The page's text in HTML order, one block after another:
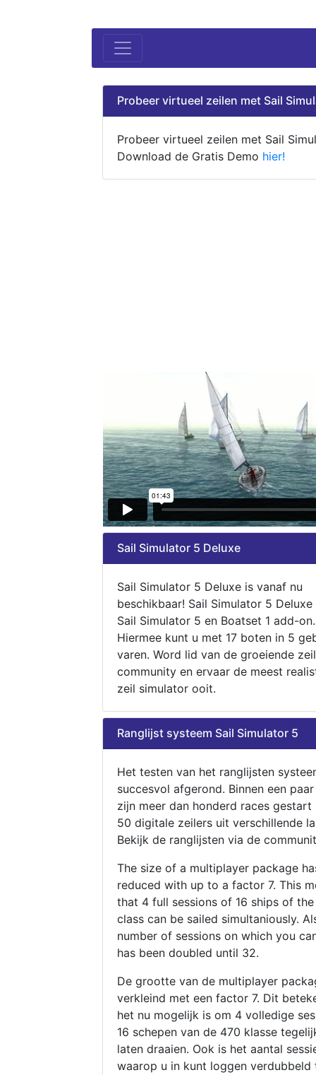
Probeer virtueel zeilen met Sail
Probeer virtueel zeilen met Sail
Download de Gratis Demo hier!
Sail Simulator 5 Deluxe
Sail Simulator 5 Deluxe is vanaf nu
beschikbaar! Sail Simulator 5
Sail Simulator 5 en Boatset 1 add-on.
Hiermee kunt u met 17 boten in 5
varen. Word lid van de groeiende zeil
community en ervaar de meest
zeil simulator ooit.
Ranglijst systeem Sail Simulator 5
Het testen van het ranglijsten
succesvol afgerond. Binnen een
zijn meer dan honderd races gestart
50 digitale zeilers uit verschillende
Bekijk de ranglijsten via de
The size of a multiplayer package
reduced with up to a factor 7. This
that 4 full sessions of 16 ships of
class can be sailed simultaniously.
number of sessions on which you
has been doubled until 32.
De grootte van de multiplayer
verkleind met een factor 7. Dit
het nu mogelijk is om 4 volledige
16 schepen van de 470 klasse
laten draaien. Ook is het aantal
waarop u in kunt loggen verdubbeld